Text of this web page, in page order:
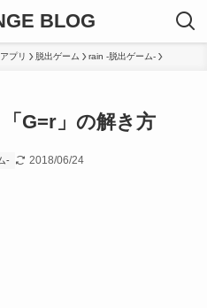
BLOG
プリ 脱出ゲーム rain -脱出ゲーム-
G=r」の解き方
- 2018/06/24